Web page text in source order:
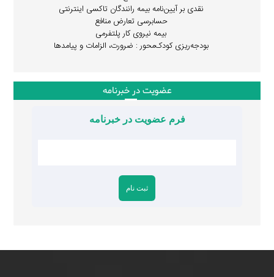
نقدی بر آیین‌نامه بیمه رانندگان تاکسی اینترنتی
حسابرسی تعارض منافع
بیمه نیروی کار پلتفرمی
بودجه‌ریزی کودک‌محور : ضرورت، الزامات و پیامدها
عضویت در خبرنامه
فرم عضویت در خبرنامه